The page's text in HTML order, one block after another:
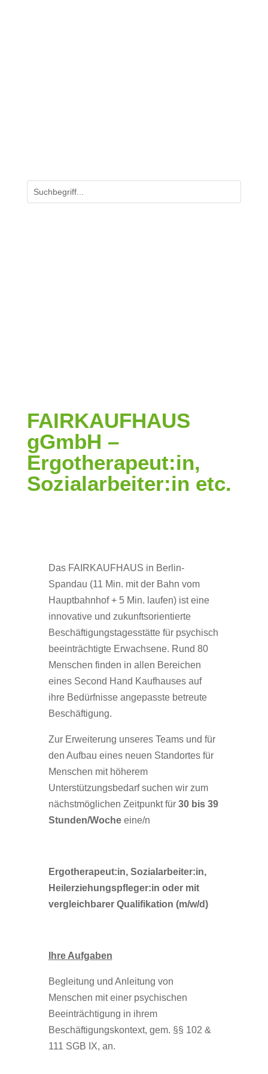
FAIRKAUFHAUS
gGmbH –
Ergotherapeut:in,
Sozialarbeiter:in etc.
Das FAIRKAUFHAUS in Berlin-
Spandau (11 Min. mit der Bahn vom
Hauptbahnhof + 5 Min. laufen) ist eine
innovative und zukunftsorientierte
Beschäftigungstagesstätte für psychisch
beeinträchtigte Erwachsene. Rund 80
Menschen finden in allen Bereichen
eines Second Hand Kaufhauses auf
ihre Bedürfnisse angepasste betreute
Beschäftigung.
Zur Erweiterung unseres Teams und für
den Aufbau eines neuen Standortes für
Menschen mit höherem
Unterstützungsbedarf suchen wir zum
nächstmöglichen Zeitpunkt für 30 bis 39
Stunden/Wocheeine/n
Ergotherapeut:in, Sozialarbeiter:in,
Heilerziehungspfleger:in oder mit
vergleichbarer Qualifikation (m/w/d)
Ihre Aufgaben
Begleitung und Anleitung von
Menschen mit einer psychischen
Beeinträchtigung in ihrem
Beschäftigungskontext, gem. §§ 102 &
111 SGB IX, an.